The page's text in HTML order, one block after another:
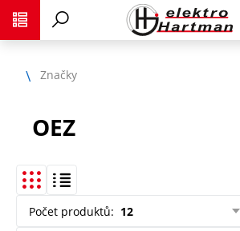
Značky
OEZ
Počet produktů: 12